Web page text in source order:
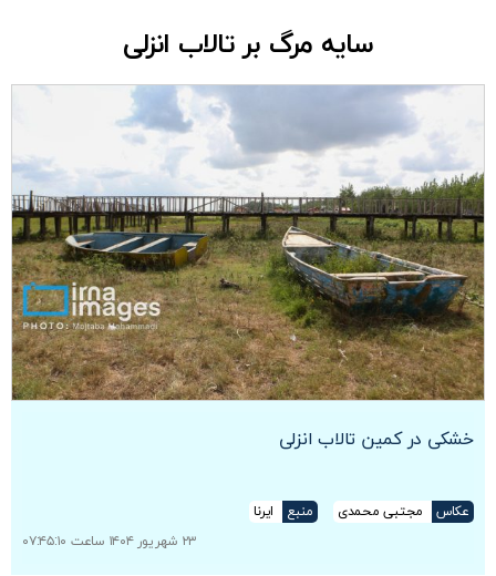
سایه مرگ بر تالاب انزلی
خشکی در کمین تالاب انزلی
عکاس مجتبی محمدی منبع
ایرنا
۲۳ شهریور ۱۴۰۴ ساعت ۰۷:۴۵:۱۰